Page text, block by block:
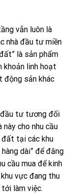
vẫn luôn là
nhà đầu tư miền
là sản phẩm
khoản linh hoạt
động sản khác
đầu tư tương đối
cho nhu cầu
đất tại các khu
dài” để đăng
cầu mua để kinh
vực đang thu
làm việc.